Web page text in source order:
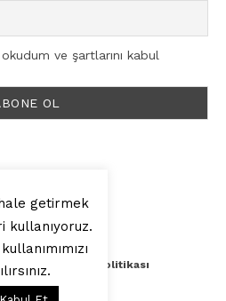
ve şartlarını kabul
Artilop
Veri Politikası
getirmek
kullanıyoruz.